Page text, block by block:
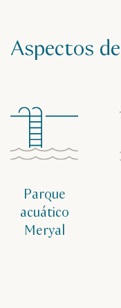
Aspectos
Parque
acuático
Meryal